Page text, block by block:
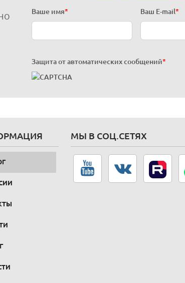
Ваше имя* Ваш E-mail*
Защита от автоматических сообщений*
МЫ В СОЦ.СЕТЯХ